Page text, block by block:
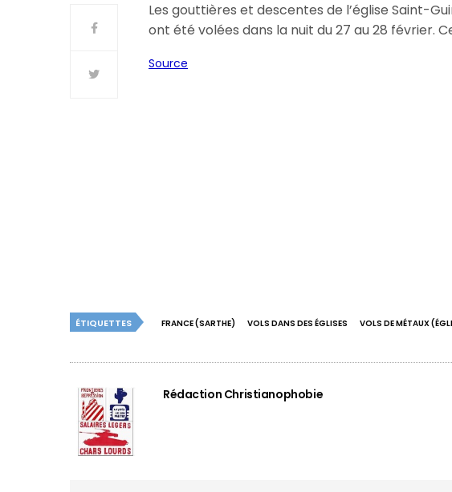
Les gouttières et descentes de l’église Saint-
ont été volées dans la nuit du 27 au 28 février.
Source
ÉTIQUETTES FRANCE (SARTHE) VOLS DANS DES ÉGLISES VOLS DE MÉTAUX
Rédaction Christianophobie